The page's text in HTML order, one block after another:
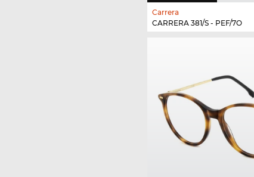
Carrera
CARRERA 381/S - PEF/7O